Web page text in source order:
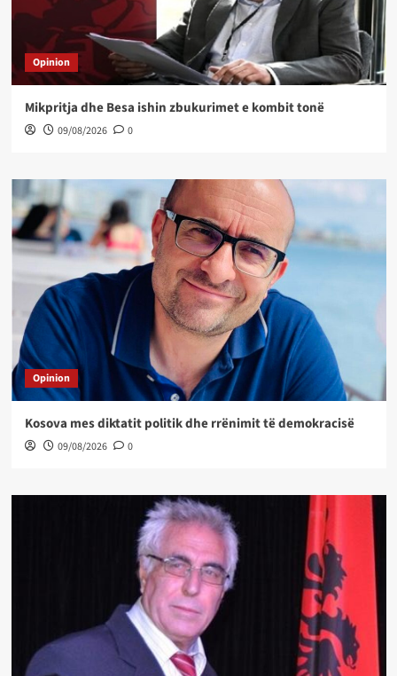
Opinion
Mikpritja dhe Besa ishin zbukurimet e kombit tonë
09/08/2026 0
Opinion
Kosova mes diktatit politik dhe rrënimit të demokracisë
09/08/2026 0